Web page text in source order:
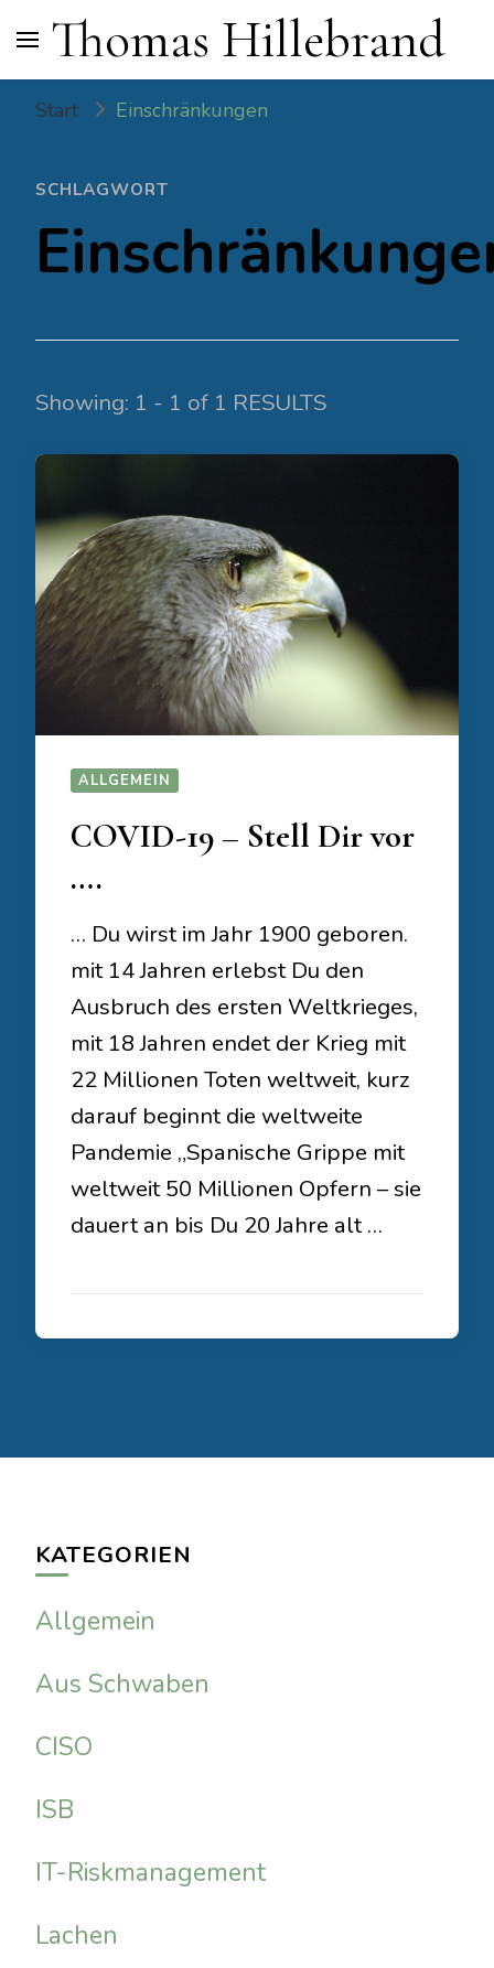
Thomas Hillebrand
Start Einschränkungen
SCHLAGWORT
Showing: 1 - 1 of 1 RESULTS
ALLGEMEIN
COVID-19 – Stell Dir vor
….
… Du wirst im Jahr 1900 geboren.
mit 14 Jahren erlebst Du den
Ausbruch des ersten Weltkrieges,
mit 18 Jahren endet der Krieg mit
22 Millionen Toten weltweit, kurz
darauf beginnt die weltweite
Pandemie „Spanische Grippe mit
weltweit 50 Millionen Opfern – sie
dauert an bis Du 20 Jahre alt …
KATEGORIEN
Allgemein
Aus Schwaben
CISO
ISB
IT-Riskmanagement
Lachen